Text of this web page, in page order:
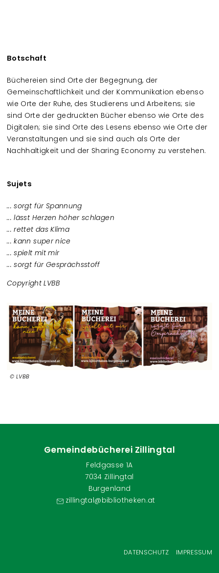
Botschaft
Büchereien sind Orte der Begegnung, der
Gemeinschaftlichkeit und der Kommunikation ebenso
wie Orte der Ruhe, des Studierens und Arbeitens; sie
sind Orte der gedruckten Bücher ebenso wie Orte des
Digitalen; sie sind Orte des Lesens ebenso wie Orte der
Veranstaltungen und sie sind auch als Orte der
Nachhaltigkeit und der Sharing Economy zu verstehen.
Sujets
... sorgt für Spannung
... lässt Herzen höher schlagen
... rettet das Klima
... kann super nice
... spielt mit mir
... sorgt für Gesprächsstoff
Copyright LVBB
LVBB
Gemeindebücherei Zillingtal
Feldgasse 1A
7034 Zillingtal
Burgenland
zillingtal@bibliotheken.at
DATENSCHUTZ IMPRESSUM